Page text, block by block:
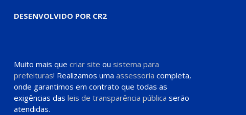
DESENVOLVIDO POR CR2
Muito mais que criar site ou sistema para
prefeituras! Realizamos uma assessoria completa,
onde garantimos em contrato que todas as
exigências das leis de transparência pública serão
atendidas.